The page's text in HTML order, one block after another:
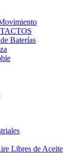
Baterías
Libres de Aceite